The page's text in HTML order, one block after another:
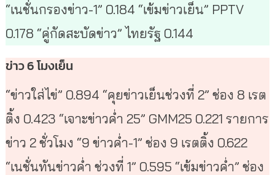
“เนชั่นกรองข่าว-1” 0.184 “เข้มข่าวเย็น” PPTV
0.178 “คู่กัดสะบัดข่าว” ไทยรัฐ 0.144
ข่าว 6 โมงเย็น
“ข่าวใส่ไข่” 0.894 “คุยข่าวเย็นช่วงที่ 2” ช่อง 8 เรต
ติ้ง 0.423 “เจาะข่าวค่ำ 25” GMM25 0.221 รายการ
ข่าว 2 ชั่วโมง “9 ข่าวค่ำ-1” ช่อง 9 เรตติ้ง 0.622
“เนชั่นทันข่าวค่ำ ช่วงที่ 1” 0.595 “เข้มข่าวค่ำ” ช่อง